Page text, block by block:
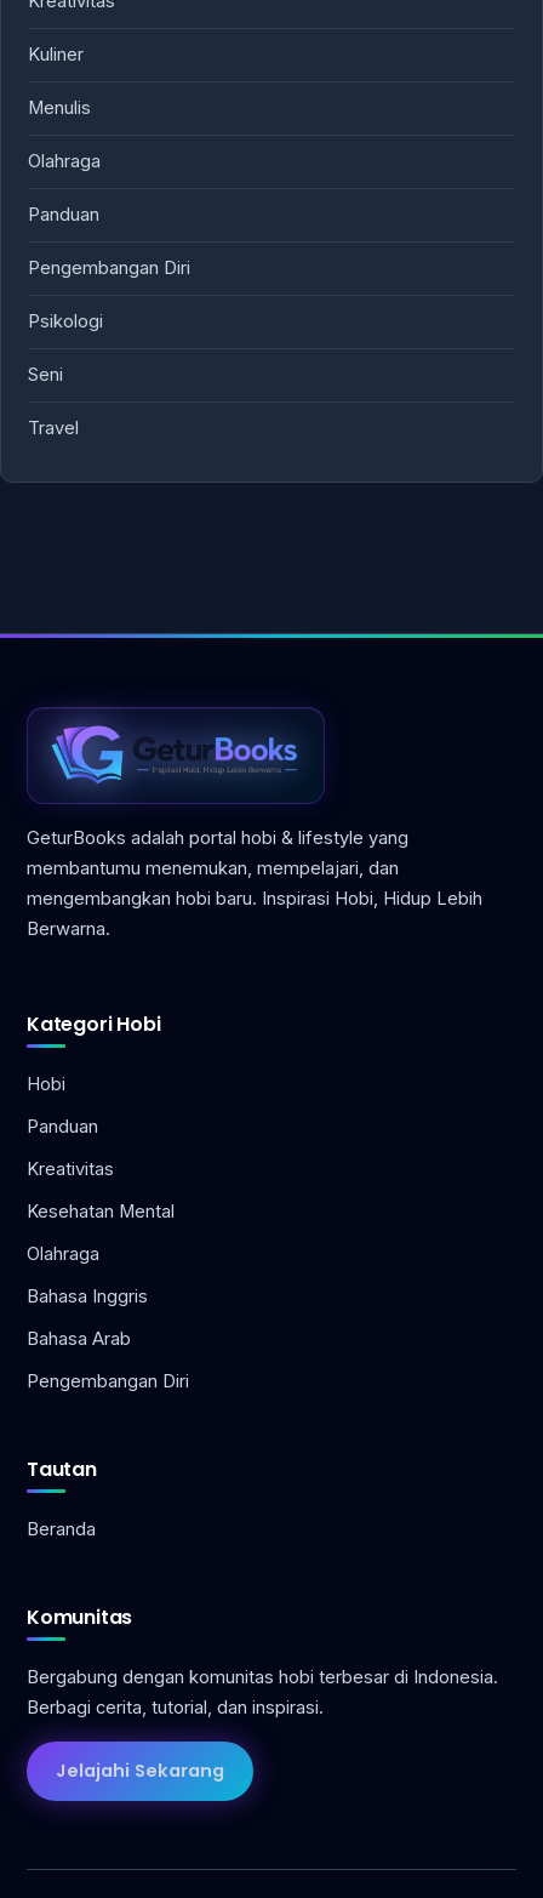
Kuliner
Menulis
Olahraga
Panduan
Pengembangan Diri
Psikologi
Seni
Travel
GeturBooks adalah portal hobi & lifestyle yang
membantumu menemukan, mempelajari, dan
mengembangkan hobi baru. Inspirasi Hobi, Hidup Lebih
Berwarna.
Kategori Hobi
Hobi
Panduan
Kreativitas
Kesehatan Mental
Olahraga
Bahasa Inggris
Bahasa Arab
Pengembangan Diri
Tautan
Beranda
Komunitas
Bergabung dengan komunitas hobi terbesar di Indonesia.
Berbagi cerita, tutorial, dan inspirasi.
Jelajahi Sekarang